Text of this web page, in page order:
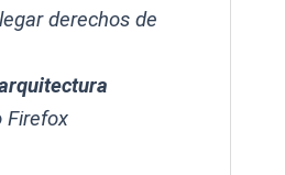
derechos de
Firefox